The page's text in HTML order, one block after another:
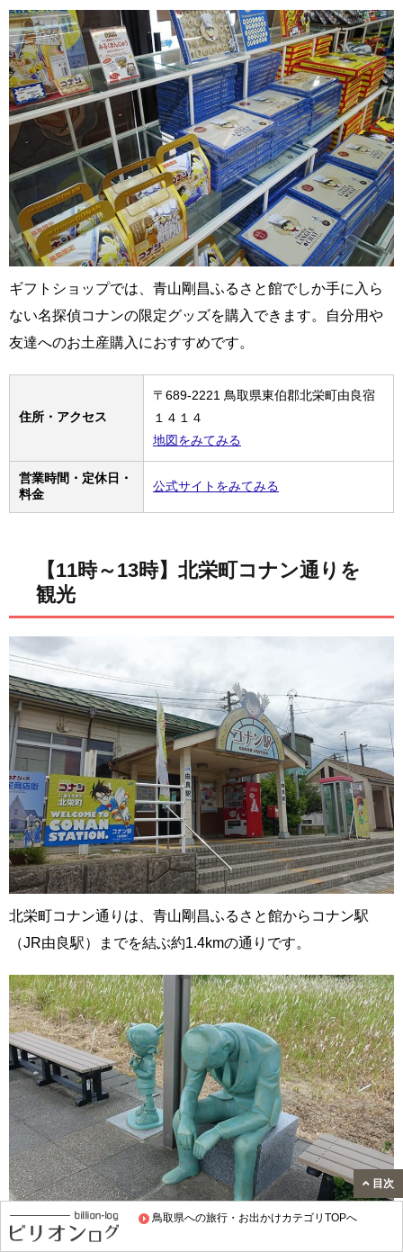
鳥取県への旅行・お出かけカテゴリTOPへ
ギフトショップでは、青山剛昌ふるさと館でしか手に入ら
ない名探偵コナンの限定グッズを購入できます。自分用や
友達へのお土産購入におすすめです。
住所・アクセス
〒689-2221 鳥取県東伯郡北栄町由良宿
１４１４
地図をみてみる
営業時間・定休日・
料金
公式サイトをみてみる
【11時～13時】北栄町コナン通りを
観光
北栄町コナン通りは、青山剛昌ふるさと館からコナン駅
（JR由良駅）までを結ぶ約1.4kmの通りです。
目次